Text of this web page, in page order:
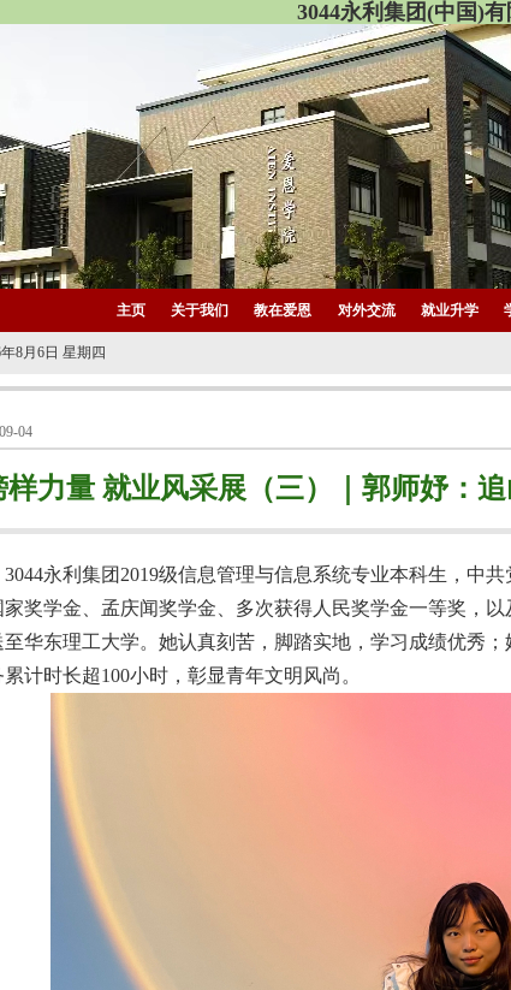
3044永利集团(中国)有
主页 关于我们 教在爱恩 对外交流 就业升学
8月6日 星期四
04
样力量 就业风采展（三）｜郭师妤：
永利集团 2019级信息管理与信息系统专业本科生，中
奖学金、孟庆闻奖学金、多次获得人民奖学金一等奖，
至华东理工大学。她认真刻苦，脚踏实地，学习成绩优秀
计时长超100小时，彰显青年文明风尚。